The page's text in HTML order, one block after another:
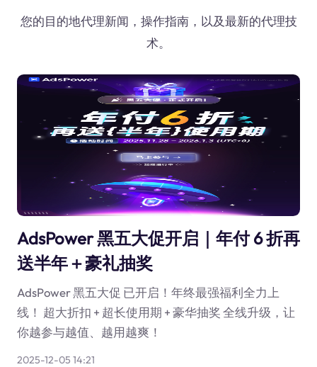
您的目的地代理新闻，操作指南，以及最新的代理技
术。
AdsPower 黑五大促开启｜年付 6 折再
送半年＋豪礼抽奖
AdsPower 黑五大促 已开启！年终最强福利全力上
线！ 超大折扣 + 超长使用期 + 豪华抽奖 全线升级，让
你越参与越值、越用越爽！
2025-12-05 14:21